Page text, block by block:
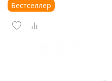
Бестселлер